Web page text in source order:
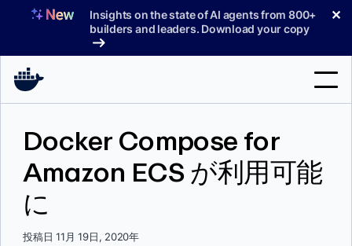
へ
Insights on the state of AI agents from 800+
builders and leaders. Download your copy
✕
索
Docker Compose for
Amazon ECS が利用可能
に
投稿日 11月 19日, 2020年